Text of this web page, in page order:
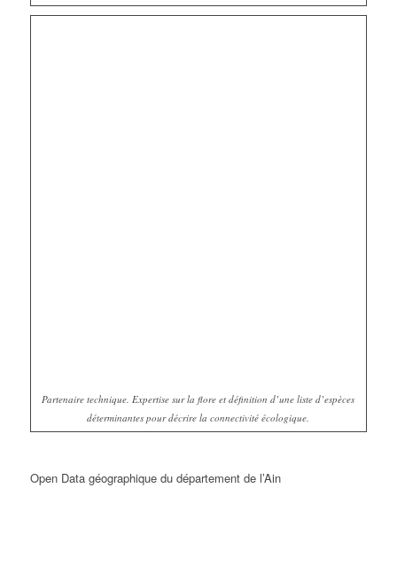
Partenaire technique. Expertise sur la flore et définition d’une liste d’espèces
déterminantes pour décrire la connectivité écologique.
Open Data géographique du département de l’Ain